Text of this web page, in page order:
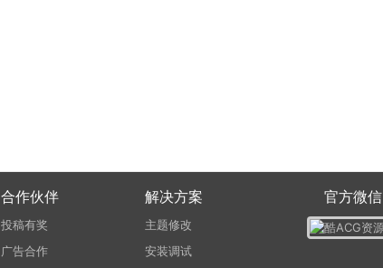
合作伙伴
投稿有奖
广告合作
解决方案
主题修改
安装调试
官方微信